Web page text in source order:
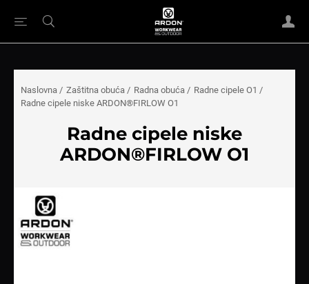
Naslovna / Zaštitna obuća / Radna obuća / Radne cipele O1 /
Radne cipele niske ARDON®FIRLOW O1
Radne cipele niske
ARDON®FIRLOW O1